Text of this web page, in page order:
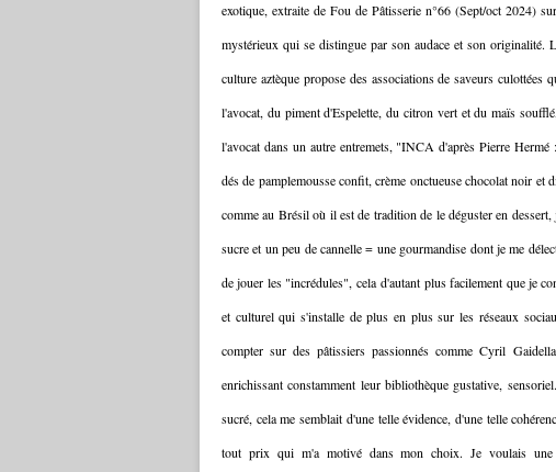
exotique, extraite de Fou de Pâtisserie n°66 (Sept/oct 2024)
mystérieux qui se distingue par son audace et son
culture aztèque propose des associations de saveurs
l'avocat, du piment d'Espelette, du citron vert et du maïs
l'avocat dans un autre entremets, "INCA d'après Pierre Hermé
dés de pamplemousse confit, crème onctueuse chocolat noir
comme au Brésil où il est de tradition de le déguster en
sucre et un peu de cannelle = une gourmandise dont je me
de jouer les "incrédules", cela d'autant plus facilement que je
et culturel qui s'installe de plus en plus sur les réseaux
compter sur des pâtissiers passionnés comme Cyril
enrichissant constamment leur bibliothèque gustative,
sucré, cela me semblait d'une telle évidence, d'une telle
tout prix qui m'a motivé dans mon choix. Je voulais